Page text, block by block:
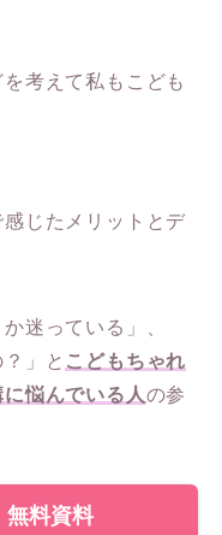
考えて私もこども
じたメリットとデ
迷っている」、
」と こどもちゃれ
悩んでいる人の参
料資料